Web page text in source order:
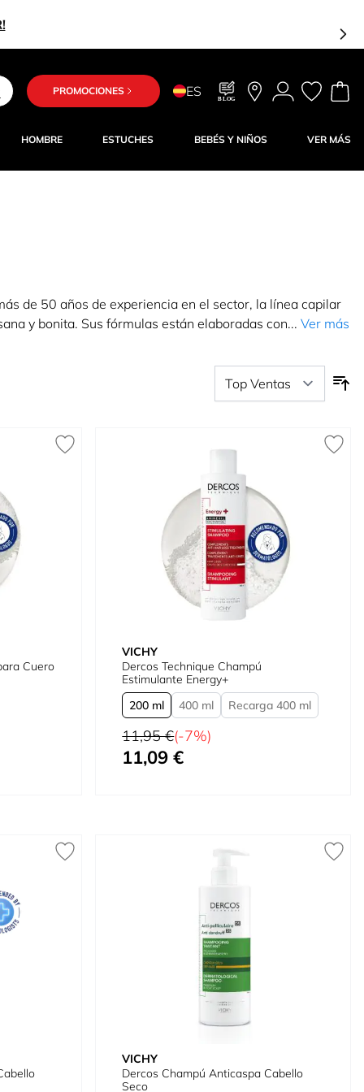
PROMOCIONES ES BLOG
HOMBRE ESTUCHES BEBÉS Y NIÑOS VER MÁS
de 50 años de experiencia en el sector, la línea capilar
y bonita. Sus fórmulas están elaboradas con... Ver más
Cuero
VICHY
Dercos Technique Champú
Estimulante Energy+
200 ml
400 ml Recarga 400 ml
Precio habitual
11,95 €(-7%)
Tan bajo como
11,09 €
VICHY
Dercos Champú Anticaspa Cabello
Seco